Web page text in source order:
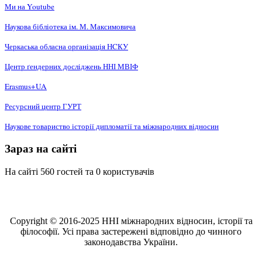
Ми на Youtube
Наукова бібліотека ім. М. Максимовича
Черкаська обласна організація НCКУ
Центр ґендерних досліджень ННІ МВІФ
Erasmus+UA
Ресурсний центр ГУРТ
Наукове товариство історії дипломатії та міжнародних відносин
Зараз на сайті
На сайті 560 гостей та 0 користувачів
Copyright © 2016-2025 ННІ міжнародних відносин, історії та
філософії. Усі права застережені відповідно до чинного
законодавства України.